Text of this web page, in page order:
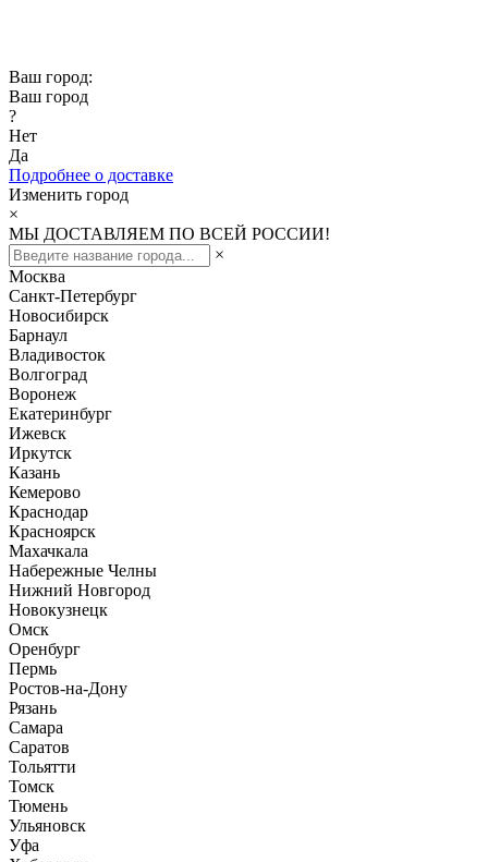
Ваш город:
Ваш город
?
Нет
Да
Подробнее о доставке
Изменить город
×
МЫ ДОСТАВЛЯЕМ ПО ВСЕЙ РОССИИ!
×
Москва
Санкт-Петербург
Новосибирск
Барнаул
Владивосток
Волгоград
Воронеж
Екатеринбург
Ижевск
Иркутск
Казань
Кемерово
Краснодар
Красноярск
Махачкала
Набережные Челны
Нижний Новгород
Новокузнецк
Омск
Оренбург
Пермь
Ростов-на-Дону
Рязань
Самара
Саратов
Тольятти
Томск
Тюмень
Ульяновск
Уфа